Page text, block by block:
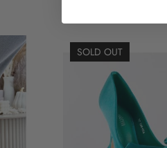
SOLD OUT